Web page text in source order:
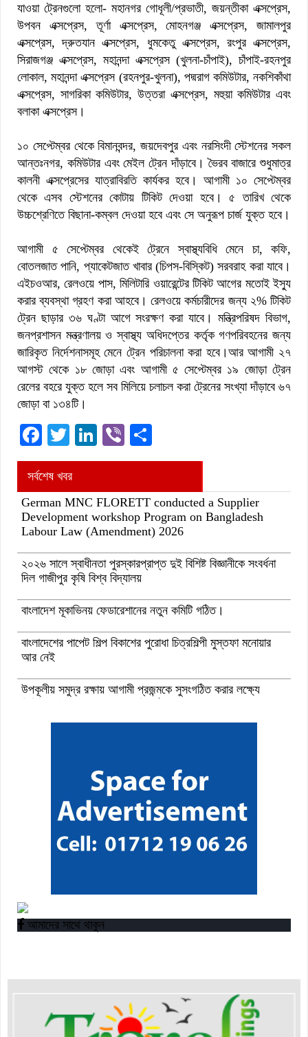
যাওয়া ট্রেনগুলো হলো- মহানগর গোধূলী/প্রভাতী, জয়ন্তীকা এক্সপ্রেস,
উপবন এক্সপ্রেস, তূর্ণা এক্সপ্রেস, মোহনগঞ্জ এক্সপ্রেস, জামালপুর
এক্সপ্রেস, দ্রুতযান এক্সপ্রেস, ধুমকেতু এক্সপ্রেস, রংপুর এক্সপ্রেস,
সিরাজগঞ্জ এক্সপ্রেস, মহানন্দা এক্সপ্রেস (খুলনা-চাঁপাই), চাঁপাই-রহনপুর
লোকাল, মহানন্দা এক্সপ্রেস (রহনপুর-খুলনা), পদ্মরাগ কমিউটার, নকশিকাঁথা
এক্সপ্রেস, সাগরিকা কমিউটার, উত্তরা এক্সপ্রেস, মহুয়া কমিউটার এবং
বলাকা এক্সপ্রেস।
১০ সেপ্টেম্বর থেকে বিমানবন্দর, জয়দেবপুর এবং নরসিংদী স্টেশনের সকল
আন্তঃনগর, কমিউটার এবং মেইল ট্রেন দাঁড়াবে। ভৈরব বাজারে শুধুমাত্র
কালনী এক্সপ্রেসের যাত্রাবিরতি কার্যকর হবে। আগামী ১০ সেপ্টেম্বর
থেকে এসব স্টেশনের কোটায় টিকিট দেওয়া হবে। ৫ তারিখ থেকে
উচ্চশ্রেণিতে বিছানা-কম্বল দেওয়া হবে এবং সে অনুরূপ চার্জ যুক্ত হবে।
আগামী ৫ সেপ্টেম্বর থেকেই ট্রেনে স্বাস্থ্যবিধি মেনে চা, কফি,
বোতলজাত পানি, প্যাকেটজাত খাবার (চিপস-বিস্কিট) সরবরাহ করা যাবে।
এইচওআর, রেলওয়ে পাস, মিলিটারি ওয়ারেন্টের টিকিট আগের মতোই ইস্যু
করার ব্যবস্থা গ্রহণ করা আহবে। রেলওয়ে কর্মচারীদের জন্য ২% টিকিট
ট্রেন ছাড়ার ৩৬ ঘণ্টা আগে সংরক্ষণ করা যাবে। মন্ত্রিপরিষদ বিভাগ,
জনপ্রশাসন মন্ত্রণালয় ও স্বাস্থ্য অধিদপ্তের কর্তৃক গণপরিবহনের জন্য
জারিকৃত নির্দেশনাসমূহ মেনে ট্রেন পরিচালনা করা হবে।আর আগামী ২৭
আগস্ট থেকে ১৮ জোড়া এবং আগামী ৫ সেপ্টেম্বর ১৯ জোড়া ট্রেন
রেলের বহরে যুক্ত হলে সব মিলিয়ে চলাচল করা ট্রেনের সংখ্যা দাঁড়াবে ৬৭
জোড়া বা ১৩৪টি।
Facebook
TwitterLinkedIn
Viber
সর্বশেষ খবর
German MNC FLORETT conducted a Supplier
Development workshop Program on Bangladesh
Labour Law (Amendment) 2026
২০২৬ সালে স্বাধীনতা পুরস্কারপ্রাপ্ত দুই বিশিষ্ট বিজ্ঞানীকে সংবর্ধনা
দিল গাজীপুর কৃষি বিশ্ব বিদ্যালয়
বাংলাদেশ মূকাভিনয় ফেডারেশানের নতুন কমিটি গঠিত।
বাংলাদেশের পাপেট শিল্প বিকাশের পুরোধা চিত্রশিল্পী মুস্তফা মনোয়ার
আর নেই
উপকূলীয় সমুদ্র রক্ষায় আগামী প্রজন্মকে সুসংগঠিত করার লক্ষ্যে
আমাদের সাথে থাকুন